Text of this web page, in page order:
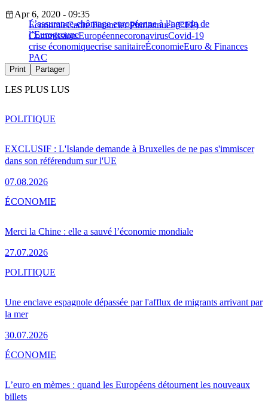
L’assurance-chômage européenne à l’agenda de
l’Eurogroupe
Apr 6, 2020 - 09:35
ÉconomieCadre Financier Pluriannuel (CFP)
Commission EuropéennecoronavirusCovid-19
crise économiquecrise sanitaireÉconomieEuro & Finances
PAC
Print Partager
LES PLUS LUS
EXCLUSIF : L'Islande demande à Bruxelles de ne pas s'immiscer
dans son référendum sur l'UE
07.08.2026
POLITIQUE
Merci la Chine : elle a sauvé l’économie mondiale
27.07.2026
ÉCONOMIE
Une enclave espagnole dépassée par l'afflux de migrants arrivant par
la mer
30.07.2026
POLITIQUE
L’euro en mèmes : quand les Européens détournent les nouveaux
billets
ÉCONOMIE